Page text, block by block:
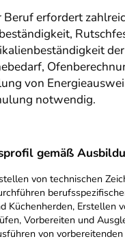
Beruf erfordert
von
notwendig.
gemäß
von technischen
Küchenherden, Erstellen
Vorbereiten und
von